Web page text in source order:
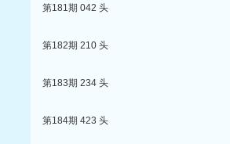
第181期 042 头
第182期 210 头
第183期 234 头
第184期 423 头